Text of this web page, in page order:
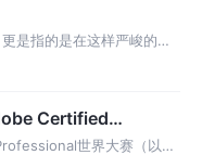
是指的是在这样严峻的大
维护基础服务功能不紊乱
Certified
世界大赛（以下